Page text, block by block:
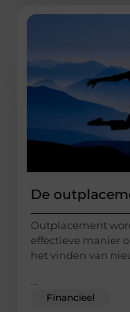
De
Outplacement
effectieve manier
het vinden van
Financieel